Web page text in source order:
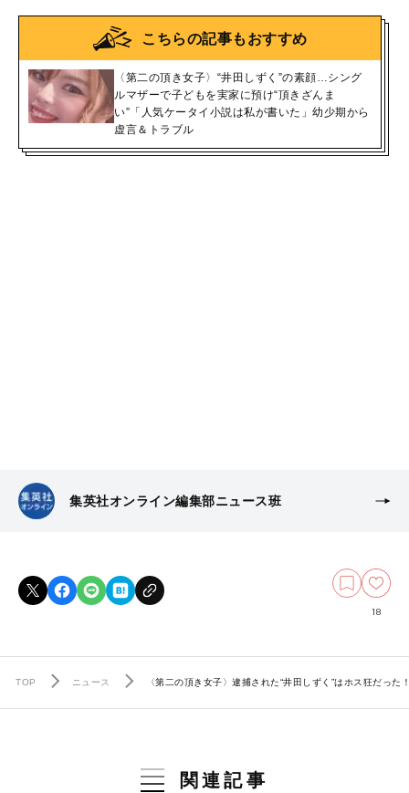
こちらの記事もおすすめ
〈第二の頂き女子〉“井田しずく”の素顔…シング
ルマザーで子どもを実家に預け“頂きざんま
い”「人気ケータイ小説は私が書いた」幼少期から
虚言＆トラブル
集英社オンライン編集部ニュース班
18
TOP ニュース 〈第二の頂き女子〉逮捕された“井田しずく”はホス狂だっ
関連記事